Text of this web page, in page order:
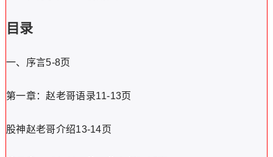
目录
一、序言5-8页
第一章：赵老哥语录11-13页
股神赵老哥介绍13-14页